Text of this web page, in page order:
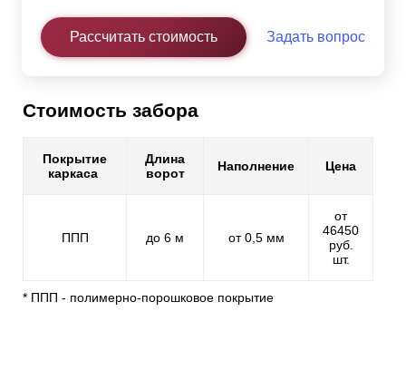
Рассчитать стоимость Задать вопрос
Стоимость забора
Покрытие
каркаса
Длина
ворот
Наполнение Цена
ППП до 6 м от 0,5 мм
от
46450
руб.
шт.
* ППП - полимерно-порошковое покрытие